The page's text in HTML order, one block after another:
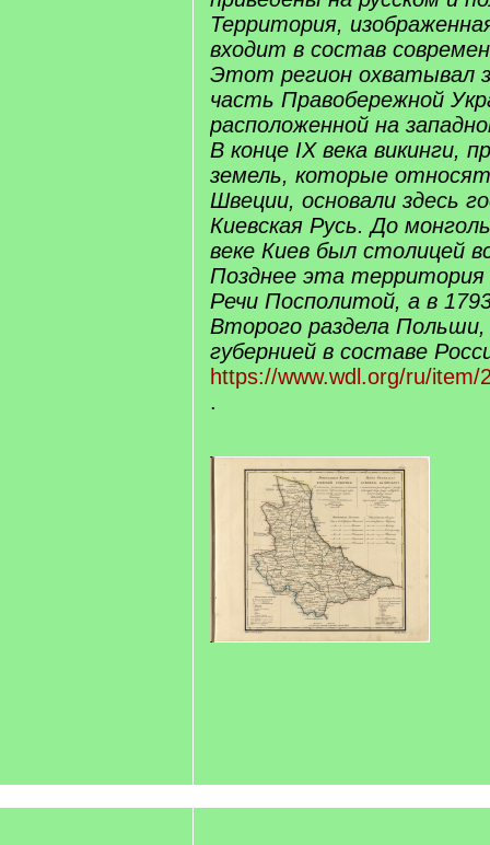
Территория,
входит в состав
Этот регион охватывал
часть Правобережной
расположенной на
В конце IX века викинги,
земель, которые
Швеции, основали здесь
Киевская Русь. До
веке Киев был столицей
Позднее эта территория
Речи Посполитой, а в
Второго раздела Польши,
губернией в составе
https://www.wdl.org/ru/item/
.